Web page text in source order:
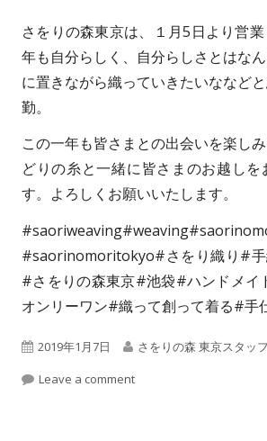
d
o
n
さをりの森東京は、１月5日より営
年も自分らしく、自分らしさとはな
に置きながら織っていきたいななど
勤。
この一年も皆さまとの出会いを楽し
どりの糸と一緒に皆さまのお越しを
す。よろしくお願いいたします。
#saorinomoritokyo#さをり織り#
#さをりの森東京#池袋#ハンドメ
オンリーワン#織って創って着る#手
P
u
2019年1月7日
A
さをりの森 東京スタッフ
Leave a comment